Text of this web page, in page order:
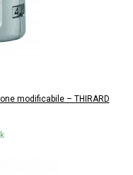
modificabile – THIRARD